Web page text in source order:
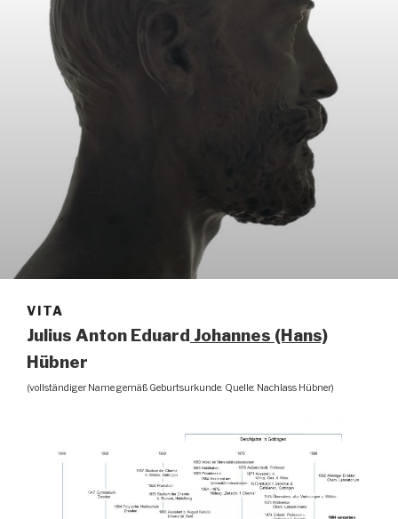
VITA
Julius Anton Eduard Johannes (Hans)
Hübner
(vollständiger Name gemäß Geburtsurkunde. Quelle: Nachlass Hübner)